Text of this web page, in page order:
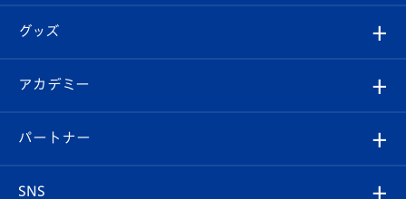
チケット
イベント
メディア
スタッフプロフィール
マスコット紹介
はじめての観戦ガイド
Revive Team
ヴィヴィくんの長崎おもてなしガイド
フォトギャラリー
スタジアムグルメ
チケット
V-LOVERS（ファンクラブ）
プレイヤーズスイート
グッズ
オンラインショップ
店舗情報
アカデミー
育成からのお知らせ
パートナー
SNS